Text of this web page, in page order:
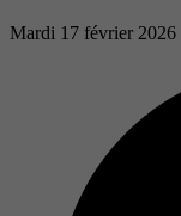
Mardi 17 février 2026